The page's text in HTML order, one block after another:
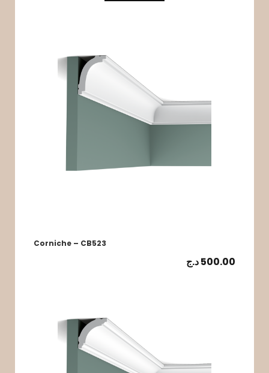
Corniche – CB523
500.00د.ج